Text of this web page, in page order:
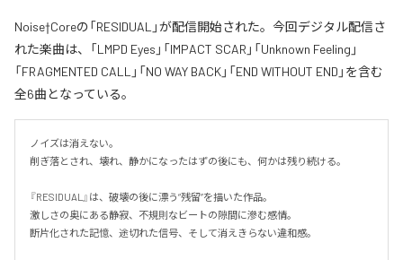
Noise†Coreの「RESIDUAL」が配信開始された。今回デジタル配信さ
れた楽曲は、「LMPD Eyes」「IMPACT SCAR」「Unknown Feeling」
「FRAGMENTED CALL」「NO WAY BACK」「END WITHOUT END」を含む
全6曲となっている。
ノイズは消えない。
削ぎ落とされ、壊れ、静かになったはずの後にも、何かは残り続ける。
『RESIDUAL』は、破壊の後に漂う“残留”を描いた作品。
激しさの奥にある静寂、不規則なビートの隙間に滲む感情。
断片化された記憶、途切れた信号、そして消えきらない違和感。